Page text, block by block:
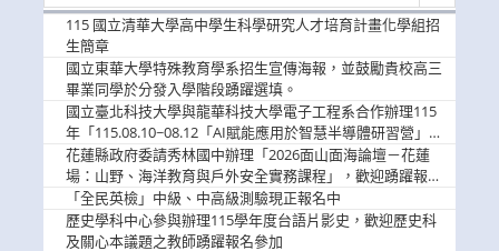
115 國立清華大學高中學生科學研究人才培育計畫化學組招
生簡章
國立東華大學特殊教育學系招生宣傳海報，並鼓勵貴校高三
畢業同學於分發入學階段踴躍選填。
國立臺北科技大學與龍華科技大學電子工程系合作辦理115
年「115.08.10~08.12「AI賦能應用於智慧半導體研習營」，
歡迎學生踴躍報名參加
花蓮縣政府委請秀林國中辦理「2026面山面海論壇－花蓮
場：山野、海洋教育與戶外安全實務課程」，歡迎踴躍報名
參加
「全民英檢」中級、中高級測驗現正報名中
歷史學科中心參與辦理115學年度台語片影史，歡迎歷史科
及關心本議題之教師踴躍報名參加